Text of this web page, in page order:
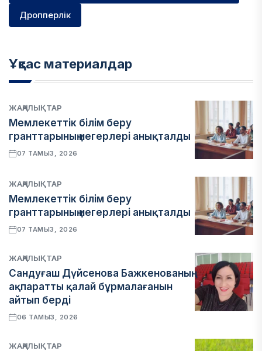
Дропперлік
Ұқсас материалдар
ЖАҢАЛЫҚТАР
Мемлекеттік білім беру
гранттарының иегерлері анықталды
07 ТАМЫЗ, 2026
ЖАҢАЛЫҚТАР
Мемлекеттік білім беру
гранттарының иегерлері анықталды
07 ТАМЫЗ, 2026
ЖАҢАЛЫҚТАР
Сандуғаш Дүйсенова Бажкенованың
ақпаратты қалай бұрмалағанын
айтып берді
06 ТАМЫЗ, 2026
ЖАҢАЛЫҚТАР